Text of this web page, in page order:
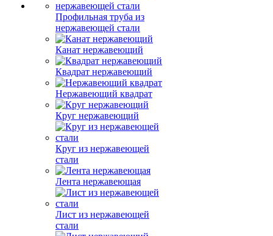
Профильная труба из
нержавеющей стали
Канат нержавеющий
Квадрат нержавеющий
Нержавеющий квадрат
Круг нержавеющий
Круг из нержавеющей
стали
Лента нержавеющая
Лист из нержавеющей
стали